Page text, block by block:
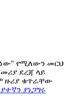
ነው" የሚለውን መርህ
ደረጃ ላይ
ዙሪያ ቁጥራቸው
ያነጋግሩ